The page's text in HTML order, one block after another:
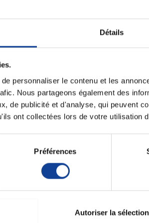
Détails
personnaliser le contenu et les
Nous partageons également des
de publicité et d'analyse, qui peuvent
ont collectées lors de votre utilisation
Préférences
Autoriser la sélection
pour les interventions chirurgicales. Conçue pour
des compresses, cette pince est fabriquée en
fiabilité durables. Conforme aux normes
santé.
des champs opératoires ou manipuler des
une utilisation sûre et efficace.
et une fiabilité durables.